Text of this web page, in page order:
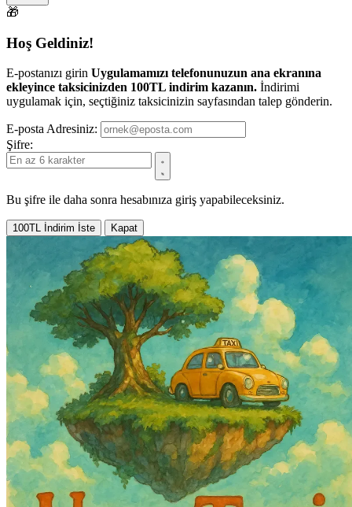
🎁
Hoş Geldiniz!
E-postanızı girin Uygulamamızı telefonunuzun ana ekranına
ekleyince taksicinizden 100TL indirim kazanın. İndirimi
uygulamak için, seçtiğiniz taksicinizin sayfasından talep gönderin.
E-posta Adresiniz:
Şifre:
Bu şifre ile daha sonra hesabınıza giriş yapabileceksiniz.
100TL İndirim İste Kapat